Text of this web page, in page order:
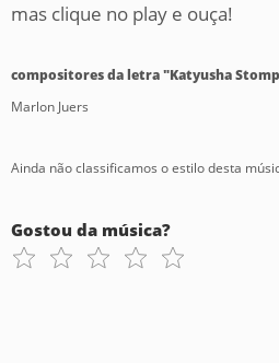
mas clique no play e ouça!
compositores da letra "Katyusha
Marlon Juers
Ainda não classificamos o estilo desta
Gostou da música?